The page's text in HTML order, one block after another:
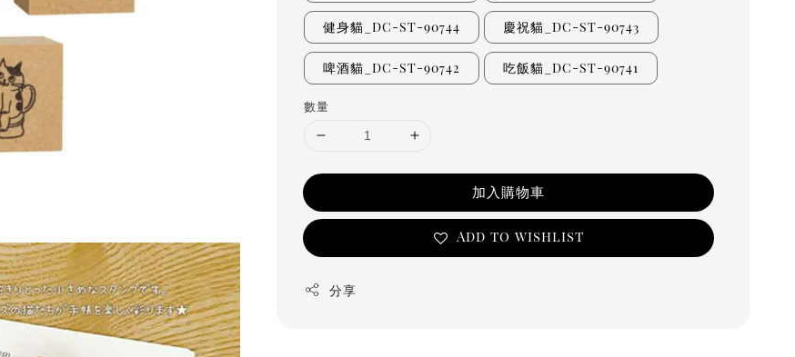
健身貓_DC-ST-90744 慶祝貓_DC-ST-90743
啤酒貓_DC-ST-90742 吃飯貓_DC-ST-90741
數量
加入購物車
Add to wishlist
分享